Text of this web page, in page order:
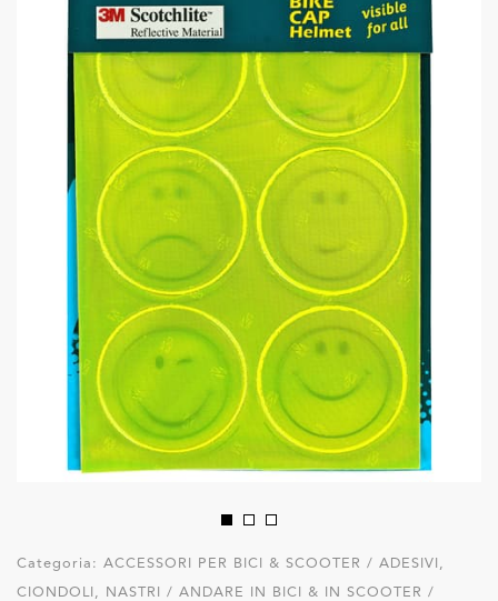
Categoria: ACCESSORI PER BICI & SCOOTER / ADESIVI,
CIONDOLI, NASTRI / ANDARE IN BICI & IN SCOOTER /